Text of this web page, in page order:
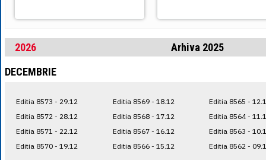
2026
Arhiva 2025
DECEMBRIE
Editia 8573 - 29.12
Editia 8572 - 28.12
Editia 8571 - 22.12
Editia 8570 - 19.12
Editia 8569 - 18.12
Editia 8568 - 17.12
Editia 8567 - 16.12
Editia 8566 - 15.12
Editia 8565 -
Editia 8564 -
Editia 8563 -
Editia 8562 -